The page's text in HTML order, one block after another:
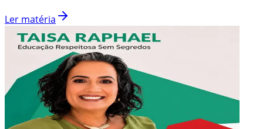
Ler matéria